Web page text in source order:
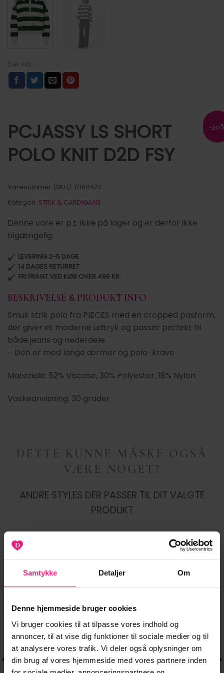
Samtykke Detaljer Om
Denne hjemmeside bruger cookies
Vi bruger cookies til at tilpasse vores indhold og
annoncer, til at vise dig funktioner til sociale medier og til
at analysere vores trafik. Vi deler også oplysninger om
din brug af vores hjemmeside med vores partnere inden
-
PCJASSY LS SHORT
POLO KNIT D2D FSY
Varenummer (SKU): 17160422
Kategori: STRIK & CARDIGANS
Denne vare er p.t. ikke på lager og er derfor ikke
tilgængelig.
LEVERING 2-5 DAGE
14 DAGES RETURRET
FRI FRAGT VED KØB OVER 499 KR.
BESKRIVELSE & PRODUKT INFO
Smuk strik polo fra PIECES med en cropped pasform,
der giver et moderne udtryk og passer perfekt til
både jeans og nederdele.
– Den er med lange ærmer og polo-krave
Materiale: 52% Viscose, 30% Polyester, 18% Nylon
Vaskeanvisning: 30 grader
DETTE KUNNE MÅSKE OGSÅ
VÆRE NOGET?
ANDRE STYLES DER PASSER TIL DIT VALGTE
PRODUKT
-35%
Tilføj til
NYHED